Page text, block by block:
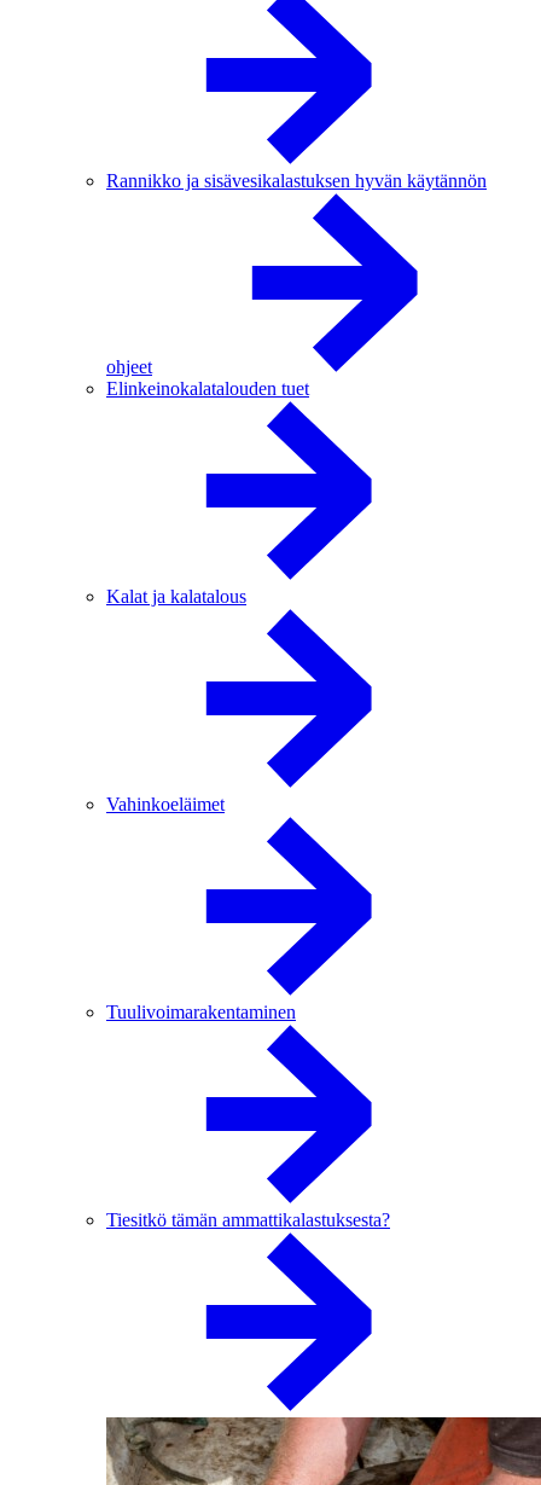
Rannikko ja sisävesikalastuksen hyvän käytännön
ohjeet
Elinkeinokalatalouden tuet
Kalat ja kalatalous
Vahinkoeläimet
Tuulivoimarakentaminen
Tiesitkö tämän ammattikalastuksesta?